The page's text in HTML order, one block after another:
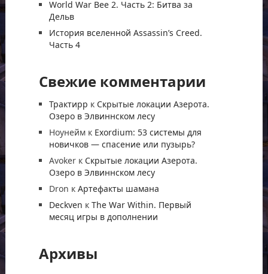
World War Bee 2. Часть 2: Битва за
Дельв
История вселенной Assassin’s Creed.
Часть 4
Свежие комментарии
Трактирр к Скрытые локации Азерота.
Озеро в Элвиннском лесу
Ноунейм к Exordium: 53 системы для
новичков — спасение или пузырь?
Avoker к Скрытые локации Азерота.
Озеро в Элвиннском лесу
Dron кАртефакты шамана
Deckven кThe War Within. Первый
месяц игры в дополнении
Архивы